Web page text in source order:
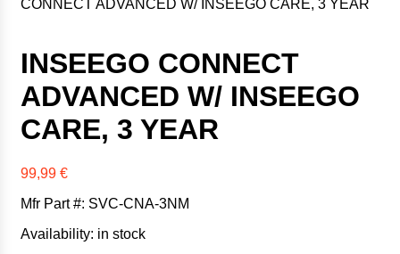
Xerox
CONNECT ADVANCED W/ INSEEGO CARE, 3 YEAR
INSEEGO CONNECT
ADVANCED W/ INSEEGO
CARE, 3 YEAR
99,99 €
Mfr Part #: SVC-CNA-3NM
Availability: in stock